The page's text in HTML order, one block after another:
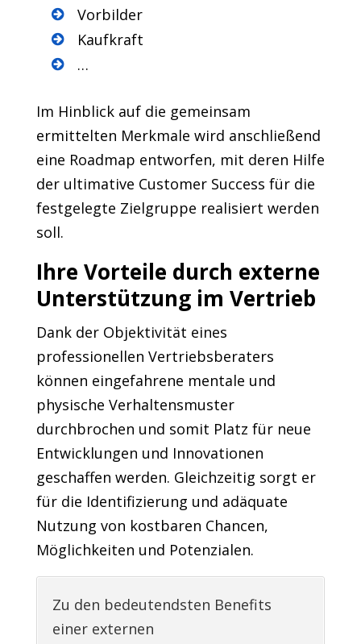
Vorbilder
Kaufkraft
…
Im Hinblick auf die gemeinsam
ermittelten Merkmale wird anschließend
eine Roadmap entworfen, mit deren Hilfe
der ultimative Customer Success für die
festgelegte Zielgruppe realisiert werden
soll.
Ihre Vorteile durch externe
Unterstützung im Vertrieb
Dank der Objektivität eines
professionellen Vertriebsberaters
können eingefahrene mentale und
physische Verhaltensmuster
durchbrochen und somit Platz für neue
Entwicklungen und Innovationen
geschaffen werden. Gleichzeitig sorgt er
für die Identifizierung und adäquate
Nutzung von kostbaren Chancen,
Möglichkeiten und Potenzialen.
Zu den bedeutendsten Benefits
einer externen